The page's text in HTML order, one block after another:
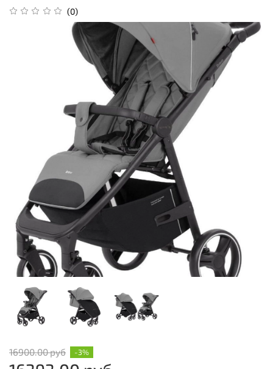
(0)
16900.00 руб -3%